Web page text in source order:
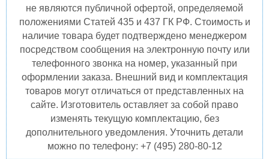
не являются публичной офертой, определяемой
положениями Статей 435 и 437 ГК РФ. Стоимость и
наличие товара будет подтверждено менеджером
посредством сообщения на электронную почту или
телефонного звонка на номер, указанный при
оформлении заказа. Внешний вид и комплектация
товаров могут отличаться от представленных на
сайте. Изготовитель оставляет за собой право
изменять текущую комплектацию, без
дополнительного уведомления. Уточнить детали
можно по телефону: +7 (495) 280-80-12